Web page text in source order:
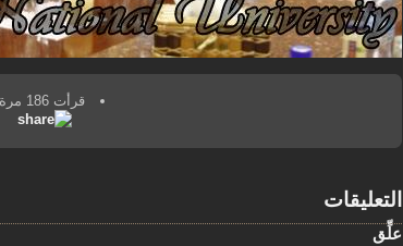
قرأت 186 مرة
التعليقات
علِّق